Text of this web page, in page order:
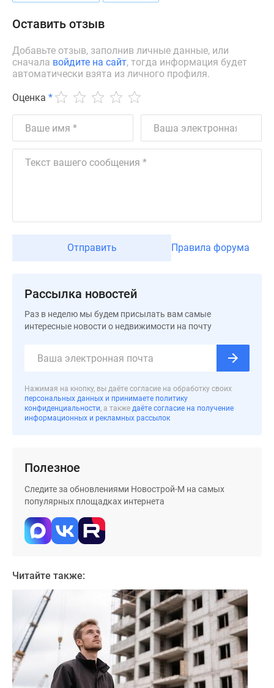
Эксперты
проекте
Контакты
Реклама
Дзен
Машино-
скидками
новостроек
Субсидированная
застройщиком
Москве
Программа
реновации
премиум-
класса
Новостройки
бизнес-
класса
Рассрочка
Траншевая
ипотека
Оставить отзыв
Добавьте отзыв, заполнив личные данные, или
сначала войдите на сайт, тогда информация будет
автоматически взята из личного профиля.
Оценка *
Отправить Правила форума
Рассылка новостей
Раз в неделю мы будем присылать вам самые
интересные новости о недвижимости на почту
Нажимая на кнопку, вы даёте согласие на обработку своих
персональных данных и принимаете политику
конфиденциальности, а также даёте согласие на получение
информационных и рекламных рассылок
Полезное
Следите за обновлениями Новострой-М на самых
популярных площадках интернета
Читайте также: